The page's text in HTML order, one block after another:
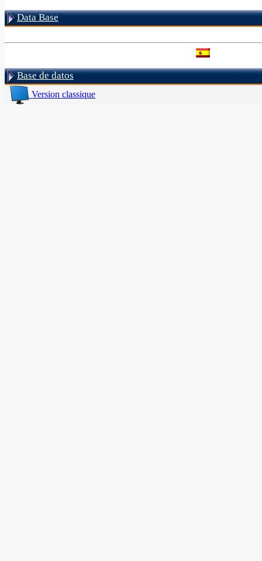
Data Base
Base de datos
Version classique